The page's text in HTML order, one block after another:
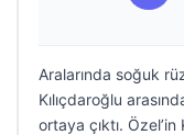
Aralarında soğuk
Kılıçdaroğlu
ortaya çıktı. Özel’in